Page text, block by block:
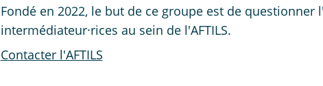
Fondé en 2022, le but de ce groupe est de questionner
intermédiateur·rices au sein de l'AFTILS.
Contacter l'AFTILS